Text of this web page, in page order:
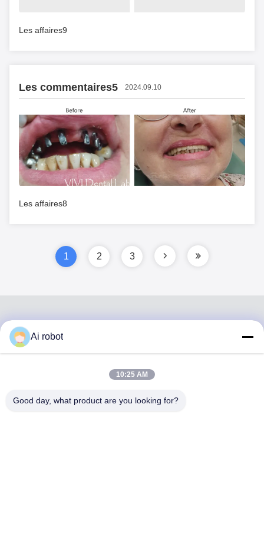
Les affaires9
Les commentaires5 2024.09.10
Les affaires8
1 2 3
LABORATORY
Ai robot
10:25 AM
Good day, what product are you looking for?